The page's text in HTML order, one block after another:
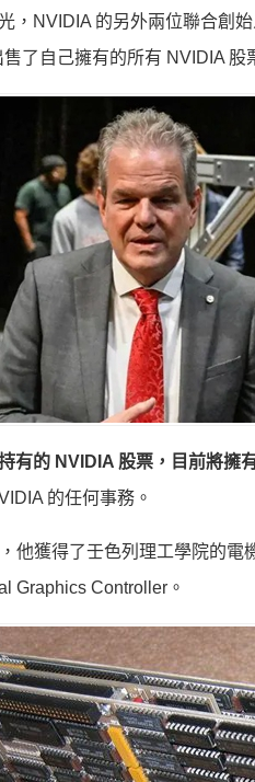
，NVIDIA 的另外兩位聯合創
了自己擁有的所有 NVIDIA 股
有的 NVIDIA 股票，目前將擁
的任何事務。
他獲得了壬色列理工學院的
Graphics Controller。